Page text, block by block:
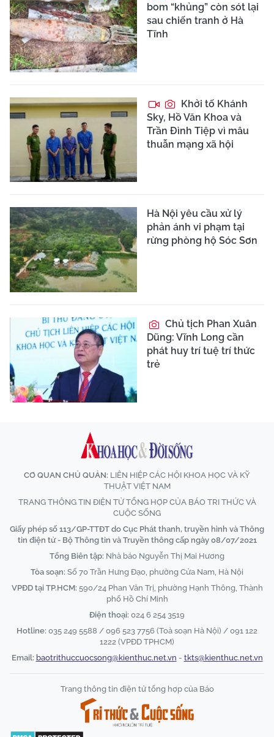
bom “khủng” còn sót lại
sau chiến tranh ở Hà
Tĩnh
Khởi tố Khánh
Sky, Hồ Văn Khoa và
Trần Đình Tiệp vì mâu
thuẫn mạng xã hội
Hà Nội yêu cầu xử lý
phản ánh vi phạm tại
rừng phòng hộ Sóc Sơn
Chủ tịch Phan Xuân
Dũng: Vĩnh Long cần
phát huy trí tuệ trí thức
trẻ
CƠ QUAN CHỦ QUẢN: LIÊN HIỆP CÁC HỘI KHOA HỌC VÀ KỸ
THUẬT VIỆT NAM
TRANG THÔNG TIN ĐIỆN TỬ TỔNG HỢP CỦA BÁO TRI THỨC VÀ
CUỘC SỐNG
Giấy phép số 113/GP-TTĐT do Cục Phát thanh, truyền hình và Thông
tin điện tử - Bộ Thông tin và Truyền thông cấp ngày 08/07/2021
Tổng Biên tập: Nhà báo Nguyễn Thị Mai Hương
Tòa soạn: Số 70 Trần Hưng Đạo, phường Cửa Nam, Hà Nội
VPĐD tại TP.HCM: 590/24 Phan Văn Trị, phường Hạnh Thông, Thành
phố Hồ Chí Minh
Điện thoại: 024 6 254 3519
Hotline: 035 249 5588 / 096 523 7756 (Toà soạn Hà Nội) / 091 122
1222 (VPĐD TPHCM)
Email: baotrithuccuocsong@kienthuc.net.vn - tkts@kienthuc.net.vn
Trang thông tin điện tử tổng hợp của Báo